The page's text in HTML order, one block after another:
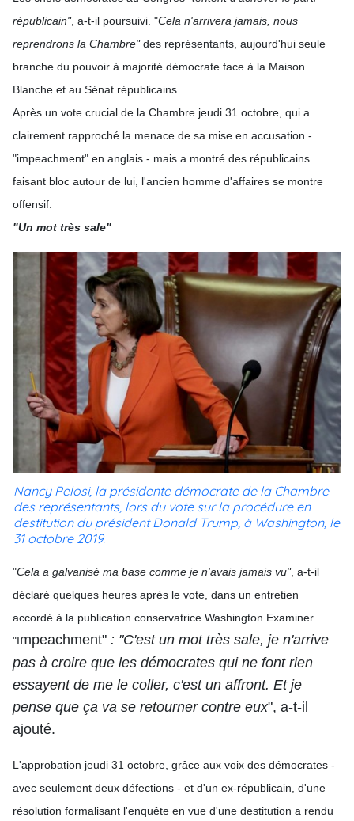
républicain", a-t-il poursuivi. "Cela n'arrivera jamais, nous
reprendrons la Chambre"des représentants, aujourd'hui seule
branche du pouvoir à majorité démocrate face à la Maison
Blanche et au Sénat républicains.
Après un vote crucial de la Chambre jeudi 31 octobre, qui a
clairement rapproché la menace de sa mise en accusation -
"impeachment" en anglais - mais a montré des républicains
faisant bloc autour de lui, l'ancien homme d'affaires se montre
offensif.
"Un mot très sale"
Nancy Pelosi, la présidente démocrate de la Chambre
des représentants, lors du vote sur la procédure en
destitution du président Donald Trump, à Washington, le
31 octobre 2019.
"Cela a galvanisé ma base comme je n'avais jamais vu", a-t-il
déclaré quelques heures après le vote, dans un entretien
accordé à la publication conservatrice Washington Examiner.
"Impeachment" : "C'est un mot très sale, je n'arrive
pas à croire que les démocrates qui ne font rien
essayent de me le coller, c'est un affront. Et je
pense que ça va se retourner contre eux", a-t-il
ajouté.
L'approbation jeudi 31 octobre, grâce aux voix des démocrates -
avec seulement deux défections - et d'un ex-républicain, d'une
résolution formalisant l'enquête en vue d'une destitution a rendu